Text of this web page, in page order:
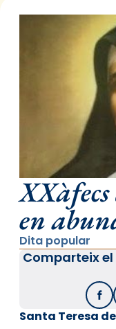
en
Dita popular
Comparteix
Santa Teresa